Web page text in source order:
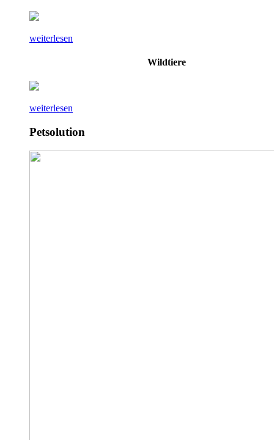
weiterlesen
Wildtiere
weiterlesen
Petsolution